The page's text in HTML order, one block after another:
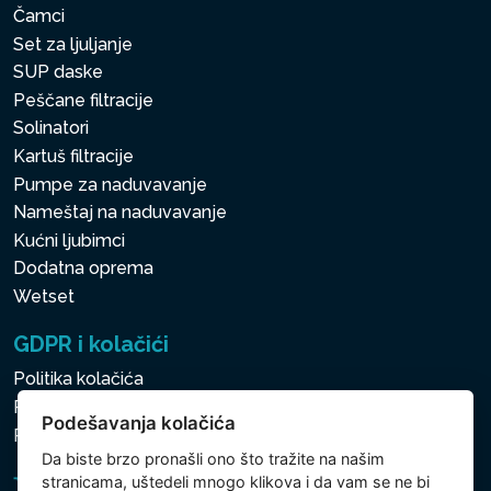
Čamci
Set za ljuljanje
SUP daske
Peščane filtracije
Solinatori
Kartuš filtracije
Pumpe za naduvavanje
Nameštaj na naduvavanje
Kućni ljubimci
Dodatna oprema
Wetset
GDPR i kolačići
Politika kolačića
Politika zaštite ličnih i drugih obrađivanih podataka
Podešavanja kolačića
Podešavanja kolačića
Da biste brzo pronašli ono što tražite na našim
stranicama, uštedeli mnogo klikova i da vam se ne bi